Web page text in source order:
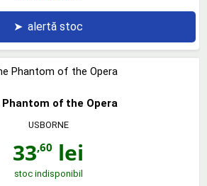
➤ alertă stoc
Phantom of the Opera
USBORNE
33,60 lei
stoc indisponibil